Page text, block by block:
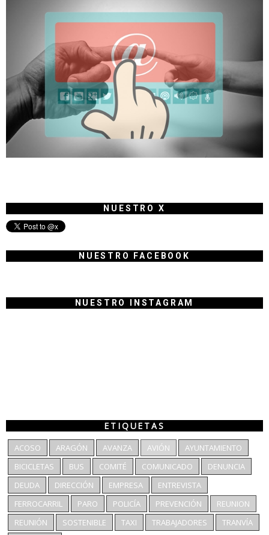
NUESTRO X
NUESTRO FACEBOOK
NUESTRO INSTAGRAM
ETIQUETAS
ACOSO ARAGÓN AVANZA AVIÓN
AYUNTAMIENTO
BICICLETAS
BUS COMITÉ COMUNICADO
DENUNCIA
DEUDA
DIRECCIÓN EMPRESA
ENTREVISTA
FERROCARRIL
PARO POLICÍA PREVENCIÓN
REUNION
REUNIÓN
SOSTENIBLE TAXI TRABAJADORES TRANVÍA